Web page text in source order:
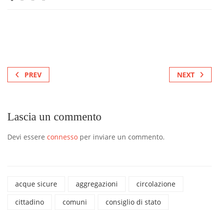
PREV NEXT
Lascia un commento
Devi essere connesso per inviare un commento.
acque sicure aggregazioni
circolazione
cittadino
comuni
consiglio di stato